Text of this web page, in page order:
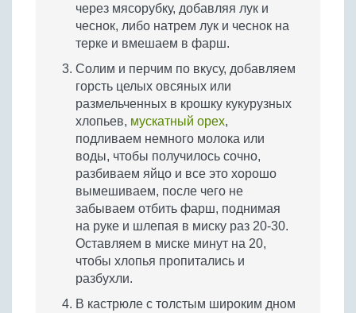
через мясорубку, добавляя лук и
чеснок, либо натрем лук и чеснок на
терке и вмешаем в фарш.
Солим и перчим по вкусу, добавляем
горсть целых овсяных или
размельченных в крошку кукурузных
хлопьев, мускатный орех,
подливаем немного молока или
воды, чтобы получилось сочно,
разбиваем яйцо и все это хорошо
вымешиваем, после чего не
забываем отбить фарш, поднимая
на руке и шлепая в миску раз 20-30.
Оставляем в миске минут на 20,
чтобы хлопья пропитались и
разбухли.
В кастрюле с толстым широким дном